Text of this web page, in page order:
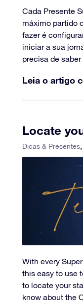
Cada Presente
máximo partido
fazer é
iniciar a sua
precisa de saber
Leia o artigo
Locate
Dicas & Presentes
With every
this easy to use
to locate your
know about the